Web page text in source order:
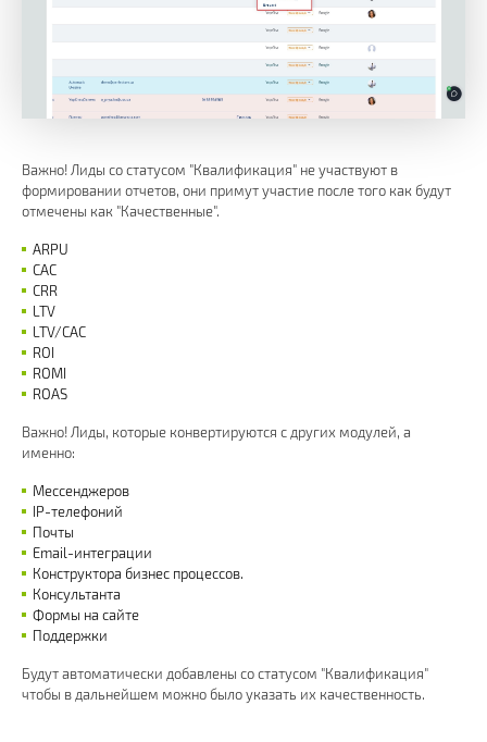
Важно! Лиды со статусом "Квалификация" не участвуют в
формировании отчетов, они примут участие после того как будут
отмечены как "Качественные".
ARPU
CAC
CRR
LTV
LTV/CAC
ROI
ROMI
ROAS
Важно! Лиды, которые конвертируются с других модулей, а
именно:
Мессенджеров
IP-телефоний
Почты
Email-интеграции
Конструктора бизнес процессов.
Консультанта
Формы на сайте
Поддержки
Будут автоматически добавлены со статусом "Квалификация"
чтобы в дальнейшем можно было указать их качественность.